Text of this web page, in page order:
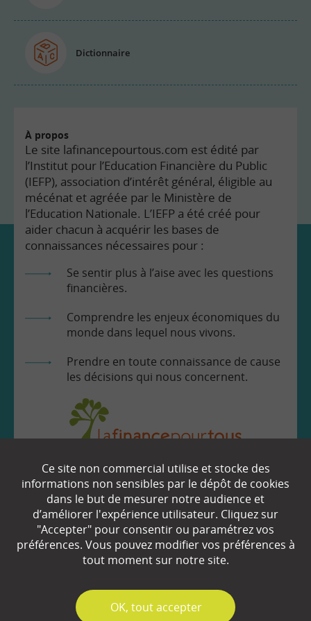
Dictionnaire
À propos
Le site lafinancepourtous.com est édité par
l’Institut pour l’Education Financière du Public
(IEFP), association d’intérêt général, éligible au
mécénat et agréée par le Ministère de
l’Education Nationale. L’IEFP a été créé pour
aider chacun à acquérir les bases de
connaissances nécessaires pour :
Se sentir plus à l’aise avec les questions
financières.
Comprendre les enjeux économiques du
monde dans lequel nous vivons.
Prendre en toute connaissance de cause
les décisions qui nous concernent.
EN SAVOIR
Qui sommes-nous ?
Partenaires
Plan du site
Ce site non commercial utilise et stocke des
informations non sensibles par le dépôt de cookies
dans le but de mesurer notre audience et
d’améliorer l'expérience utilisateur. Cliquez sur
"Accepter" pour consentir ou paramétrez vos
préférences. Vous pouvez modifier vos préférences à
tout moment sur notre site.
✓
OK, tout accepter